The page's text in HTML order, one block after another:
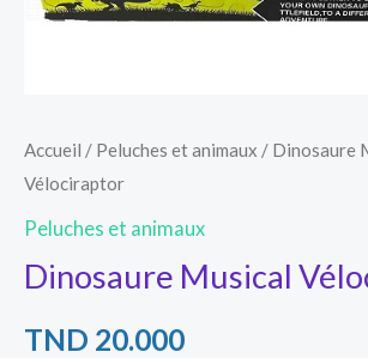
Accueil / Peluches et animaux / Dinosaure
Vélociraptor
Peluches et animaux
Dinosaure Musical
TND 20.000